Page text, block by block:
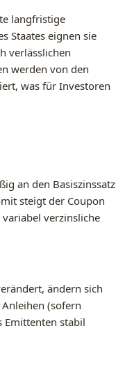
langfristige
Staates eignen sie
verlässlichen
werden von den
was für Investoren
an den Basiszinssatz
steigt der Coupon
verzinsliche
ändern sich
(sofern
Emittenten stabil